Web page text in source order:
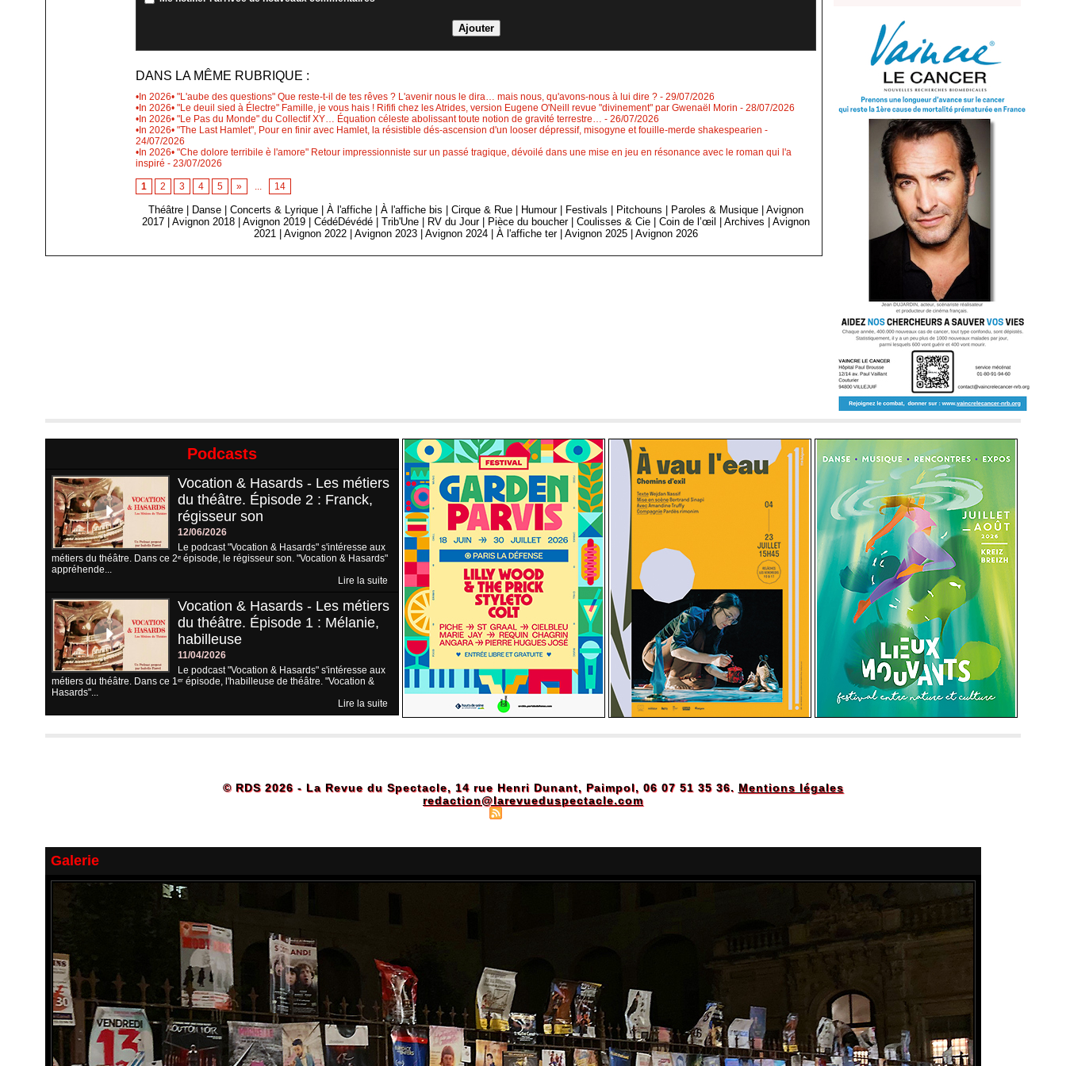
DANS LA MÊME RUBRIQUE :
•In 2026• "L'aube des questions" Que reste-t-il de tes rêves ? L'avenir nous le dira… mais nous, qu'avons-nous à lui dire ? - 29/07/2026
•In 2026• "Le deuil sied à Électre" Famille, je vous hais ! Rififi chez les Atrides, version Eugene O'Neill revue "divinement" par Gwenaël Morin - 28/07/2026
•In 2026• "Le Pas du Monde" du Collectif XY… Équation céleste abolissant toute notion de gravité terrestre… - 26/07/2026
•In 2026• "The Last Hamlet", Pour en finir avec Hamlet, la résistible dés-ascension d'un looser dépressif, misogyne et fouille-merde shakespearien -
24/07/2026
•In 2026• "Che dolore terribile è l'amore" Retour impressionniste sur un passé tragique, dévoilé dans une mise en jeu en résonance avec le roman qui l'a
inspiré - 23/07/2026
1 2 3 4 5 » ... 14
Théâtre Danse |Concerts & Lyrique |À l'affiche |À l'affiche bis |Cirque & Rue Humour Festivals Pitchouns Paroles & Musique |Avignon
2017
|Avignon 2018 |Avignon 2019 |CédéDévédé |Trib'Une RV du Jour Pièce du boucher |Coulisses & Cie |Coin de l’œil |Archives |Avignon
2021
|Avignon 2022 |Avignon 2023 |Avignon 2024 |À l'affiche ter |Avignon 2025 |Avignon 2026
Podcasts
Vocation & Hasards - Les métiers
du théâtre. Épisode 2 : Franck,
régisseur son
12/06/2026
Le podcast "Vocation & Hasards" s'intéresse aux
métiers du théâtre. Dans ce 2ᵉ épisode, le régisseur son. "Vocation & Hasards"
appréhende...
Lire la suite
Vocation & Hasards - Les métiers
du théâtre. Épisode 1 : Mélanie,
habilleuse
11/04/2026
Le podcast "Vocation & Hasards" s'intéresse aux
métiers du théâtre. Dans ce 1ᵉʳ épisode, l'habilleuse de théâtre. "Vocation &
Hasards"...
Lire la suite
© RDS 2026 - La Revue du Spectacle, 14 rue Henri Dunant, Paimpol, 06 07 51 35 36. Mentions légales
redaction@larevueduspectacle.com
Galerie